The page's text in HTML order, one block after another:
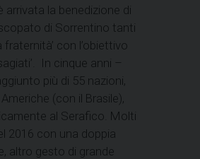
la benedizione di
di Sorrentino tanti
con l’obiettivo
In cinque anni –
più di 55 nazioni,
(con il Brasile),
al Serafico. Molti
2016 con una doppia
altro gesto di grande